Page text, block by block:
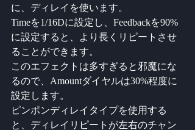
に、ディレイを使います。
Timeを1/16Dに設定し、Feedbackを90%
に設定すると、より長くリピートさせ
ることができます。
このエフェクトは多すぎると邪魔にな
るので、Amountダイヤルは30%程度に
設定します。
ピンポンディレイタイプを使用する
と、ディレイリピートが左右のチャン